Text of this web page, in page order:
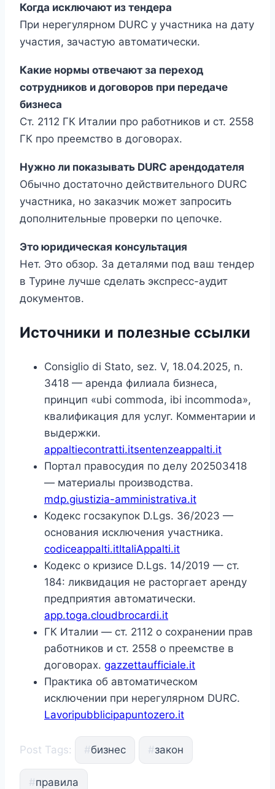
Когда исключают из тендера
При нерегулярном DURC у участника на дату
участия, зачастую автоматически.
Какие нормы отвечают за переход
сотрудников и договоров при передаче
бизнеса
Ст. 2112 ГК Италии про работников и ст. 2558
ГК про преемство в договорах.
Нужно ли показывать DURC арендодателя
Обычно достаточно действительного DURC
участника, но заказчик может запросить
дополнительные проверки по цепочке.
Это юридическая консультация
Нет. Это обзор. За деталями под ваш тендер
в Турине лучше сделать экспресс-аудит
документов.
Источники и полезные ссылки
Consiglio di Stato, sez. V, 18.04.2025, n.
3418 — аренда филиала бизнеса,
принцип «ubi commoda, ibi incommoda»,
квалификация для услуг. Комментарии и
выдержки.
appaltiecontratti.itsentenzeappalti.it
Портал правосудия по делу 202503418
— материалы производства.
mdp.giustizia-amministrativa.it
Кодекс госзакупок D.Lgs. 36/2023 —
основания исключения участника.
codiceappalti.itItaliAppalti.it
Кодекс о кризисе D.Lgs. 14/2019 — ст.
184: ликвидация не расторгает аренду
предприятия автоматически.
app.toga.cloudbrocardi.it
ГК Италии — ст. 2112 о сохранении прав
работников и ст. 2558 о преемстве в
договорах. gazzettaufficiale.it
Практика об автоматическом
исключении при нерегулярном DURC.
Lavoripubblicipapuntozero.it
Post Tags: #бизнес #закон
#правила